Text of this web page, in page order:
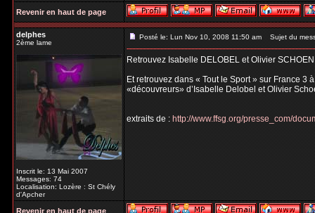
Revenir en haut de page
delphes
2ème lame
Inscrit le: 13 Mai 2007
Messages: 74
Localisation: Lozère : St Chély
d'Apcher
Posté le: Lun Nov 10, 2008 11:50 am Sujet du
Retrouvez Isabelle DELOBEL et Olivier
Et retrouvez dans « Tout le Sport » sur France 3
«découvreurs» d’Isabelle Delobel et Olivier
extraits de :http://www.ffsg.org/presse_com/
Revenir en haut de page